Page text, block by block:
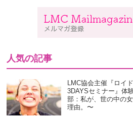
人気の記事
LMC協会主催『ロイ
3DAYSセミナー』体
部：私が、世の中の
理由。〜